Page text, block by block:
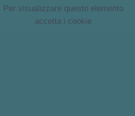
Per visualizzare questo elemento
accetta i cookie